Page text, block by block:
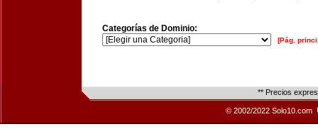
Categorías de Dominio:
[Pág.
** Precios
© 2002/2022 Solo10.com